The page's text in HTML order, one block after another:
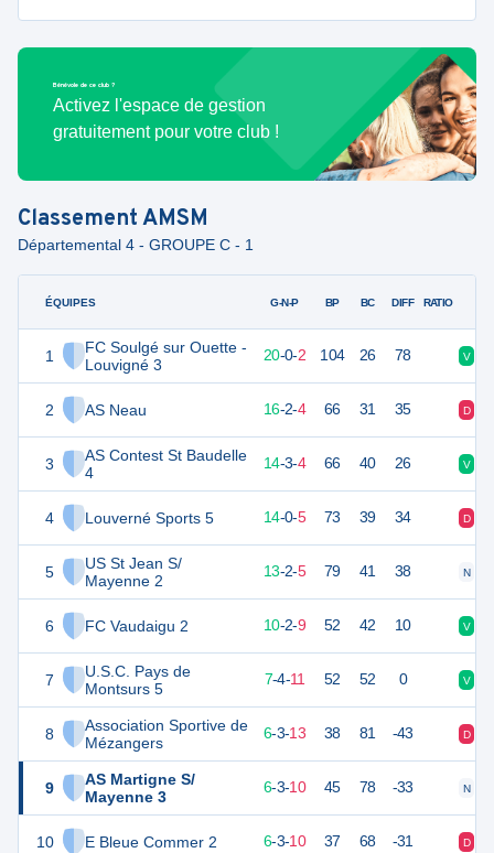
Bénévole de ce club ?
Activez l'espace de gestion
gratuitement pour votre club !
ClassementAMSM
Départemental 4 - GROUPE C - 1
ÉQUIPES
1
FC Soulgé sur Ouette -
Louvigné 3
2 AS Neau
3
AS Contest St Baudelle
4
4 Louverné Sports 5
5
US St Jean S/
Mayenne 2
6 FC Vaudaigu 2
7
U.S.C. Pays de
Montsurs 5
8
Association Sportive de
Mézangers
9
AS Martigne S/
Mayenne 3
10 E Bleue Commer 2
G-N-P BP BC DIFF RATIO
60 22 20-0-2 104 26 78 V
16-2-4 66 31 35 D
44 22 14-3-4 66 40 26 V
39 14-0-5 73 39 34 D
13-2-5 79 41 38 N
10-2-9 52 42 10 V
7-4-11 52 52 0 V
21 22 6-3-13 38 81 -43 D
18 6-3-10 45 78 -33 N
18 6-3-10 37 68 -31 D